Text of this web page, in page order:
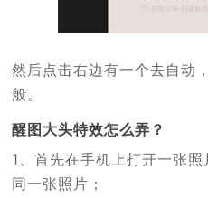
然后点击右边有一个去自动
般。
醒图大头特效怎么弄？
1、首先在手机上打开一张
同一张照片；